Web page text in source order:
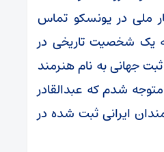
ملی در یونسکو تماس
یک شخصیت تاریخی در
جهانی به نام هنرمند
شدم که عبدالقادر
ایرانی ثبت شده در